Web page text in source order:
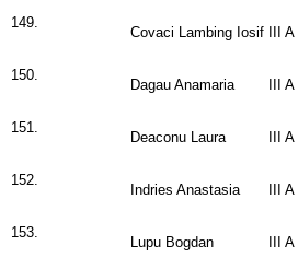
149.
Covaci Lambing Iosif III A
150.
Dagau Anamaria III A
151.
Deaconu Laura III A
152.
Indries Anastasia III A
153.
Lupu Bogdan III A